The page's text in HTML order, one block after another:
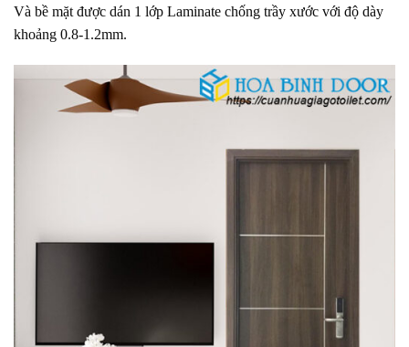
Và bề mặt được dán 1 lớp Laminate chống trầy xước với độ dày
khoảng 0.8-1.2mm.